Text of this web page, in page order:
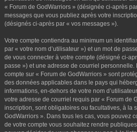
« Forum de GodWarriors » (désignée ci-après
messages que vous publiez après votre
(désignés ci-après par « vos messages »).
Votre compte contiendra au minimum un
par « votre nom d’utilisateur ») et un mot de
de vous connecter à votre compte (désigné ci-
passe ») et une adresse de courriel personnelle.
compte sur « Forum de GodWarriors » sont
des données applicables dans le pays qui
informations, en-dehors de votre nom
votre adresse de courriel requis par « Forum de
inscription, sont obligatoires ou facultatives, à la
GodWarriors ». Dans tous les cas, vous pouvez
de votre compte vous souhaitez rendre